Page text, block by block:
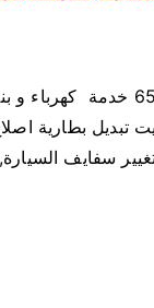
بنشر متنقل حولي
تبديل بطارية
سفايف